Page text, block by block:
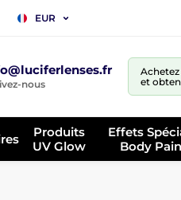
EUR
nous
et
Produits
UV Glow
Effets
Body